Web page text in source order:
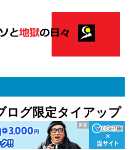
ログ限定タイアップ